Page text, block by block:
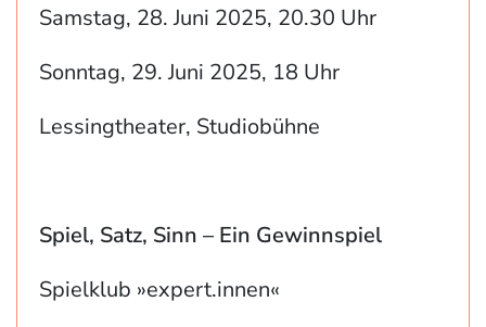
Samstag, 28. Juni 2025, 20.30 Uhr
Sonntag, 29. Juni 2025, 18 Uhr
Lessingtheater, Studiobühne
Spiel, Satz, Sinn – Ein Gewinnspiel
Spielklub »expert.innen«